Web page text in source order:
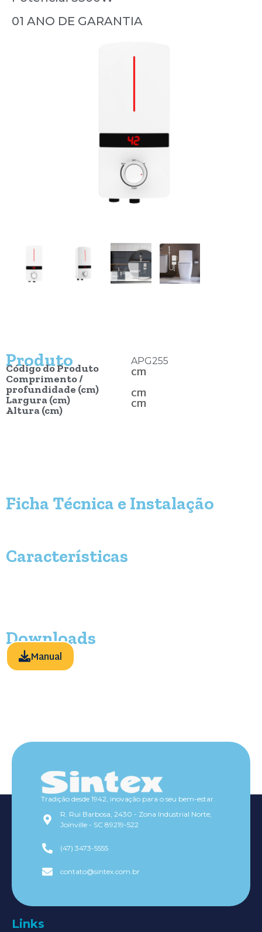
01 ANO DE GARANTIA
Produto
Código do Produto
APG255
Comprimento /
profundidade (cm)
cm
Largura (cm) cm
Altura (cm) cm
Ficha Técnica e Instalação
Características
Downloads
Manual
Tradição desde 1942, inovação para o seu bem-estar.
R. Rui Barbosa, 2430 - Zona Industrial Norte,
Joinville - SC 89219-522
(47) 3473-5555
contato@sintex.com.br
Links